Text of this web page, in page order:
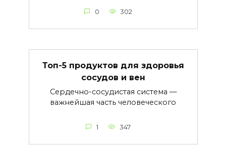
0 302
Топ-5 продуктов для здоровья
сосудов и вен
Сердечно-сосудистая система —
важнейшая часть человеческого
1 347